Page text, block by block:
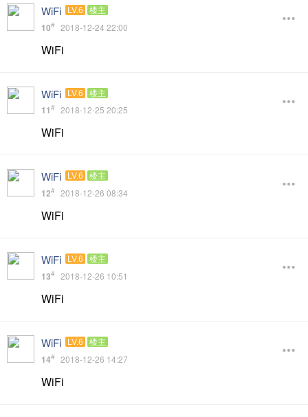
WiFi LV.6 楼主
10# 2018-12-24 22:00
WiFi
WiFi LV.6 楼主
11# 2018-12-25 20:25
WiFi
WiFi LV.6 楼主
12# 2018-12-26 08:34
WiFi
WiFi LV.6 楼主
13# 2018-12-26 10:51
WiFi
WiFi LV.6 楼主
14# 2018-12-26 14:27
WiFi